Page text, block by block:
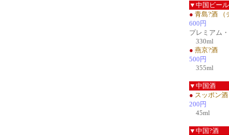
▼中国ビール
● 青島?酒 （
600円
プレミアム
330ml
● 燕京?酒
500円
355ml
▼中国酒
● スッポン酒
200円
45ml
▼中国?酒